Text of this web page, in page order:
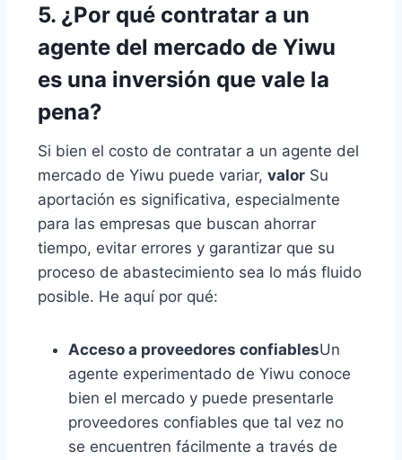
5. ¿Por qué contratar a un
agente del mercado de Yiwu
es una inversión que vale la
pena?
Si bien el costo de contratar a un agente del
mercado de Yiwu puede variar, valor Su
aportación es significativa, especialmente
para las empresas que buscan ahorrar
tiempo, evitar errores y garantizar que su
proceso de abastecimiento sea lo más fluido
posible. He aquí por qué:
Acceso a proveedores confiablesUn
agente experimentado de Yiwu conoce
bien el mercado y puede presentarle
proveedores confiables que tal vez no
se encuentren fácilmente a través de